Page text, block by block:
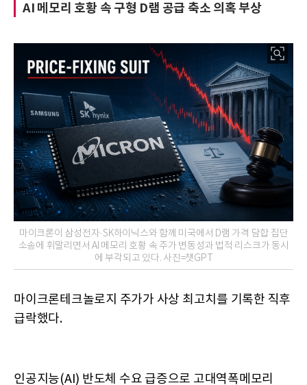
AI 메모리 호황 속 구형 D램 공급 축소 의혹 부상
마이크론이 삼성전자·SK하이닉스와 함께 미국에서 D램 가격 담합 집단
소송에 휘말리면서 AI 메모리 호황 속 주가 변동성과 법적 리스크가 동시
에 부각되고 있다. 사진=챗GPT
마이크론테크놀로지 주가가 사상 최고치를 기록한 직후
급락했다.
인공지능(AI) 반도체 수요 급증으로 고대역폭메모리